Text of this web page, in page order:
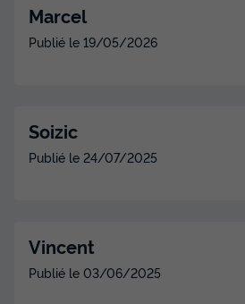
HÉBERGEMENT INSOLITE 4
Meilleur prix pour 7 nuits
Marcel
Publié le 19/05/2026
Soizic
Publié le 24/07/2025
Vincent
Publié le 03/06/2025